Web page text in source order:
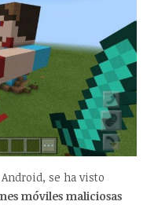
se ha visto
móviles maliciosas